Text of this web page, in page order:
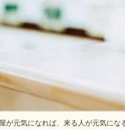
屋が元気になれば、来る人が元気に